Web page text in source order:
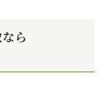
ら